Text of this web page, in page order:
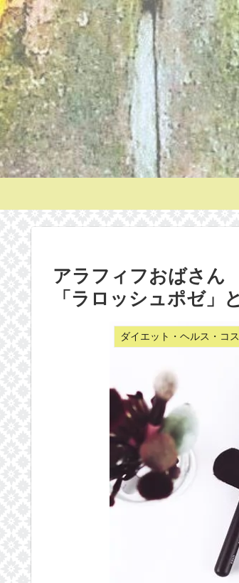
アラフィフおばさん
「ラロッシュポゼ」
ダイエット・ヘルス・コ